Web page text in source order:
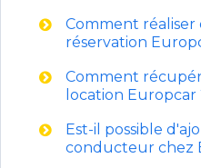
Comment
réservation
Comment
location Europcar
Est-il possible
conducteur chez